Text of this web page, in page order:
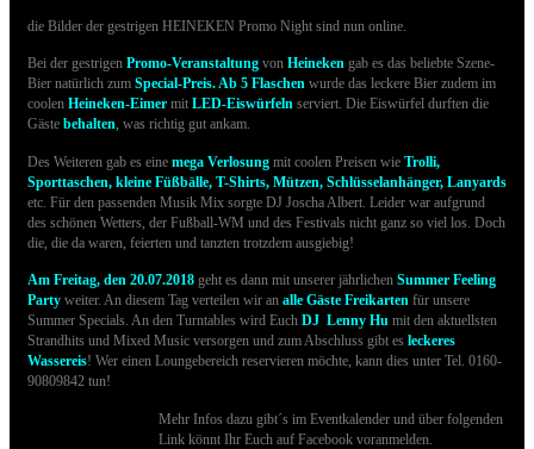
die Bilder der gestrigen HEINEKEN Promo Night sind nun online.
Bei der gestrigen Promo-Veranstaltung von Heineken gab es das beliebte Szene-
Bier natürlich zum Special-Preis.Ab 5 Flaschen wurde das leckere Bier zudem im
coolen Heineken-Eimer mit LED-Eiswürfeln serviert. Die Eiswürfel durften die
Gäste behalten, was richtig gut ankam.
Des Weiteren gab es eine mega Verlosung mit coolen Preisen wie Trolli,
Sporttaschen, kleine Füßbälle, T-Shirts, Mützen, Schlüsselanhänger, Lanyards
etc. Für den passenden Musik Mix sorgte DJ Joscha Albert. Leider war aufgrund
des schönen Wetters, der Fußball-WM und des Festivals nicht ganz so viel los. Doch
die, die da waren, feierten und tanzten trotzdem ausgiebig!
Am Freitag, den 20.07.2018 geht es dann mit unserer jährlichen Summer Feeling
Party weiter. An diesem Tag verteilen wir an alle Gäste Freikarten für unsere
Summer Specials. An den Turntables wird Euch DJ Lenny Hu mit den aktuellsten
Strandhits und Mixed Music versorgen und zum Abschluss gibt es leckeres
Wassereis! Wer einen Loungebereich reservieren möchte, kann dies unter Tel. 0160-
90809842 tun!
Mehr Infos dazu gibt´s im Eventkalender und über folgenden
Link könnt Ihr Euch auf Facebook voranmelden.